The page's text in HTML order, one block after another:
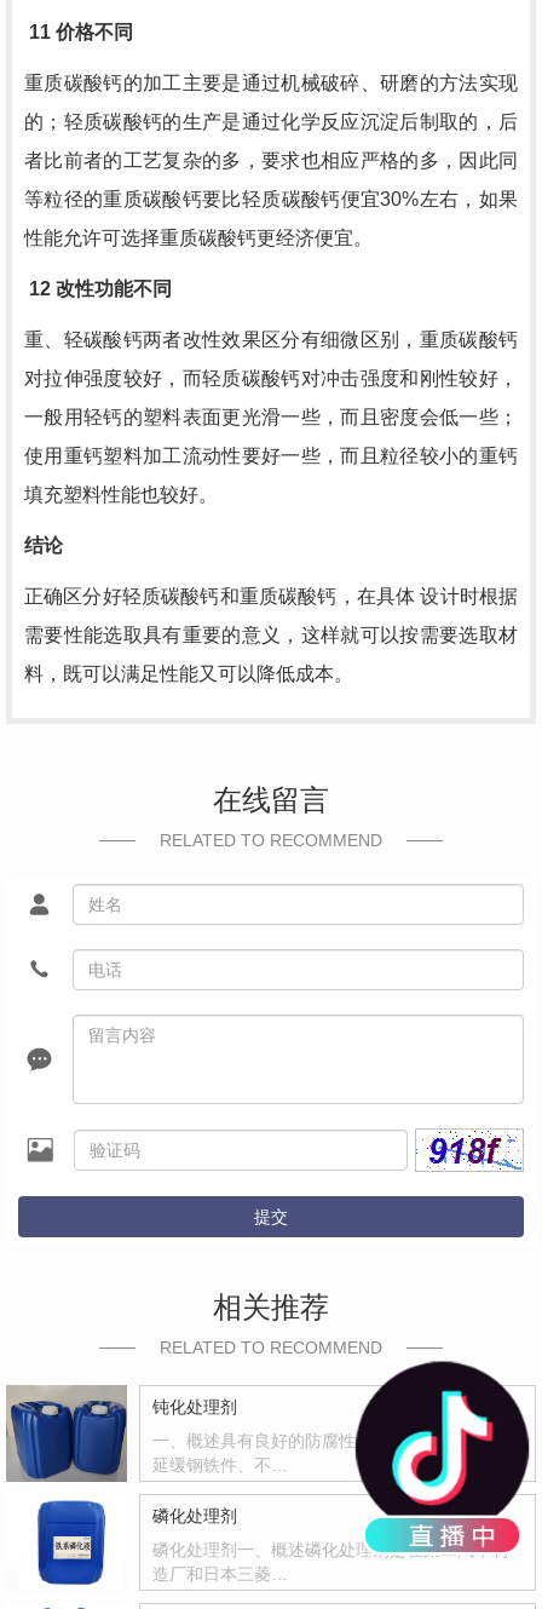
11 价格不同
重质碳酸钙的加工主要是通过机械破碎、研磨的方法实现
的；轻质碳酸钙的生产是通过化学反应沉淀后制取的，后
者比前者的工艺复杂的多，要求也相应严格的多，因此同
等粒径的重质碳酸钙要比轻质碳酸钙便宜30%左右，如果
性能允许可选择重质碳酸钙更经济便宜。
12 改性功能不同
重、轻碳酸钙两者改性效果区分有细微区别，重质碳酸钙
对拉伸强度较好，而轻质碳酸钙对冲击强度和刚性较好，
一般用轻钙的塑料表面更光滑一些，而且密度会低一些；
使用重钙塑料加工流动性要好一些，而且粒径较小的重钙
填充塑料性能也较好。
结论
正确区分好轻质碳酸钙和重质碳酸钙，在具体 设计时根据
需要性能选取具有重要的意义，这样就可以按需要选取材
料，既可以满足性能又可以降低成本。
在线留言
RELATED TO RECOMMEND
提交
相关推荐
RELATED TO RECOMMEND
钝化处理剂
一、概述具有良好的防腐性和封闭能力，有效地
延缓钢铁件、不…
磷化处理剂
磷化处理剂一、概述磷化处理剂是在第二汽车制
造厂和日本三菱…